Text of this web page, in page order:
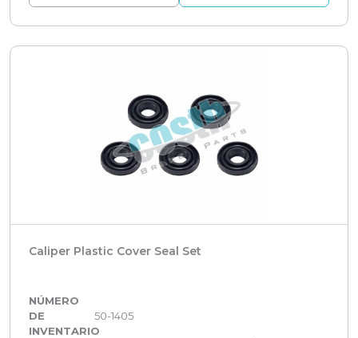
Caliper Plastic Cover Seal Set
NÚMERO
DE
INVENTARIO
50-1405